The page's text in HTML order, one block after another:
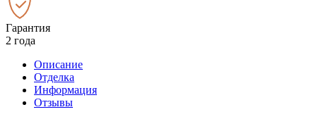
Гарантия
2 года
Описание
Отделка
Информация
Отзывы